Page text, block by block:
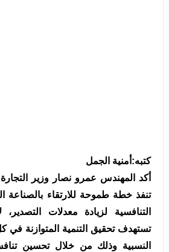
كتبه:أمنية الجمل
أكد المهندس عمرو نصار وزير
تنفذ خطة طموحة للارتقاء بالصناعة
التنافسية لزيادة معدلات
تستهدف تحقيق التنمية المتوازنة في
النسبية وذلك من خلال تحسين